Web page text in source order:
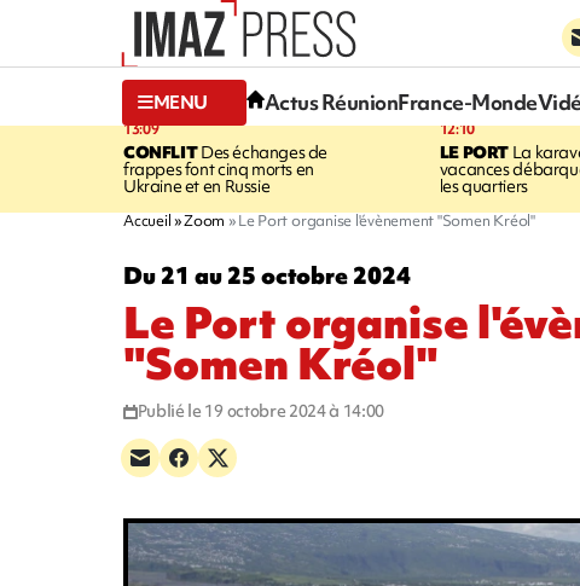
MENU Actus RéunionFrance-Monde
13:09
CONFLITDes échanges de
frappes font cinq morts en
Ukraine et en Russie
12:10
LE PORT La
vacances
les quartiers
Accueil Zoom Le Port organise l'évènement "Somen Kréol"
Du 21 au 25 octobre 2024
Le Port organise
"Somen Kréol"
Publié le 19 octobre 2024 à 14:00